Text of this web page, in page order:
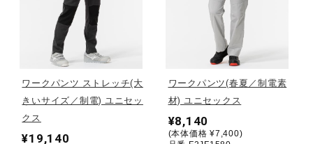
テニス／ソフトテニス
バドミントン
陸上競技
ワークパンツ ストレッチ(大
きいサイズ／制電) ユニセッ
クス
¥19,140
ワークパンツ(春夏／制電素
材) ユニセックス
¥8,140
(本体価格 ¥7,400)